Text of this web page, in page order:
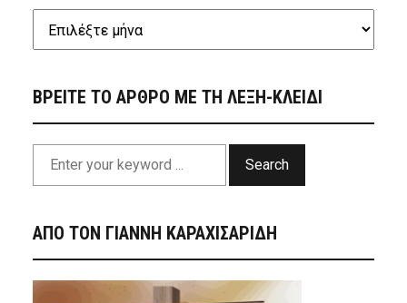
ΒΡΕΙΤΕ ΤΟ ΑΡΘΡΟ ΜΕ ΤΗ ΛΕΞΗ-ΚΛΕΙΔΙ
Search
ΑΠΟ ΤΟΝ ΓΙΑΝΝΗ ΚΑΡΑΧΙΣΑΡΙΔΗ